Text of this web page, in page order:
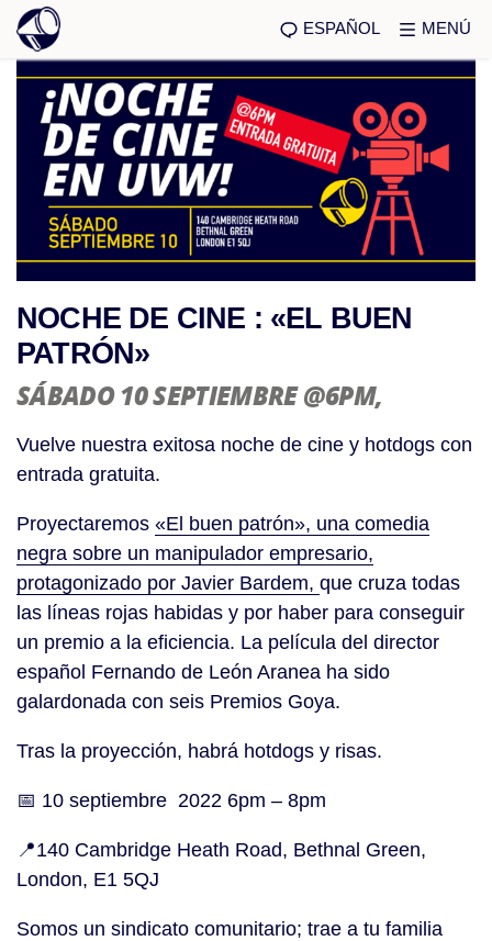
ESPAÑOL MENÚ
NOCHE DE CINE : «EL BUEN
PATRÓN»
SÁBADO 10 SEPTIEMBRE @6PM,
Vuelve nuestra exitosa noche de cine y hotdogs con
entrada gratuita.
Proyectaremos «El buen patrón», una comedia
negra sobre un manipulador empresario,
protagonizado por Javier Bardem, que cruza todas
las líneas rojas habidas y por haber para conseguir
un premio a la eficiencia. La película del director
español Fernando de León Aranea ha sido
galardonada con seis Premios Goya.
Tras la proyección, habrá hotdogs y risas.
📅 10 septiembre 2022 6pm – 8pm
📍140 Cambridge Heath Road, Bethnal Green,
London, E1 5QJ
Somos un sindicato comunitario; trae a tu familia